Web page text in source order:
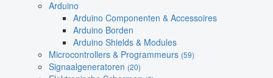
Arduino
Arduino Componenten & Accessoires
Arduino Borden
Arduino Shields & Modules
Microcontrollers & Programmeurs (59)
Signaalgeneratoren (20)